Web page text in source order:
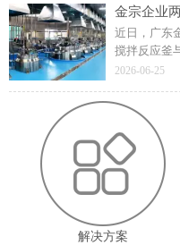
近日，广东
搅拌反应釜
借技术先进
获得省级官
2026-06-25
解决方案